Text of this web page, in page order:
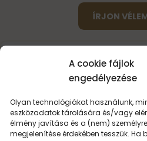
A cookie fájlok
engedélyezése
Olyan technológiákat használunk,
eszközadatok tárolására és/vagy
élmény javítása és a (nem)
megjelenítése érdekében tesszük. Ha
ÍRJON
Annyira finom illata van ,